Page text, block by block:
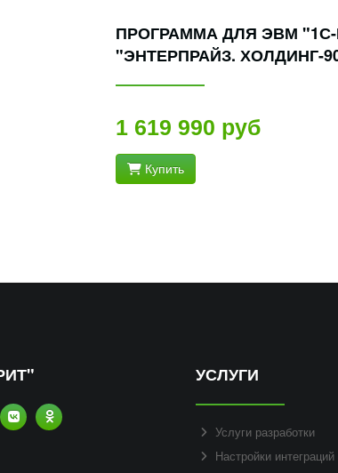
ПРОГРАММА ДЛЯ ЭВМ
"ЭНТЕРПРАЙЗ. ХОЛДИНГ-
1 619 990 руб
Купить
УСЛУГИ
Услуги разработки
Настройки